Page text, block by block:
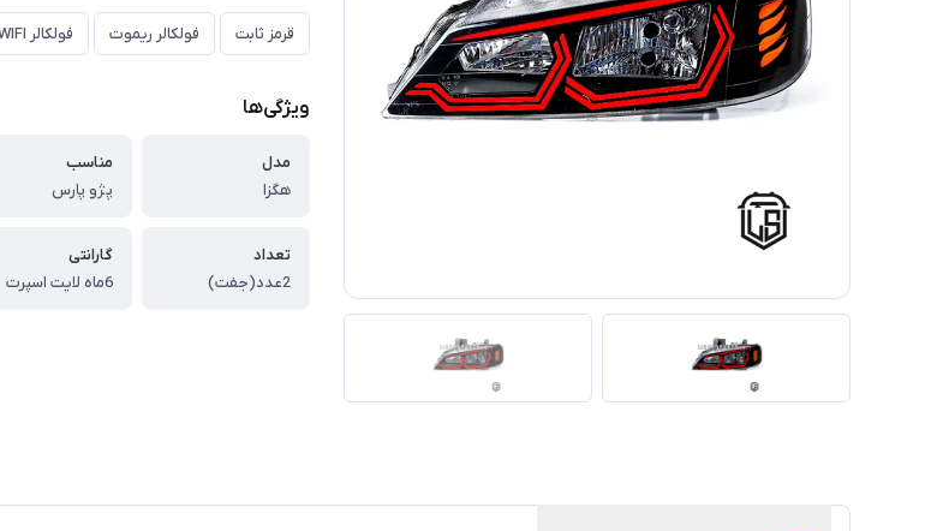
قرمز ثابت فولکالر ریموت فولکالر WIFI
ویژگی‌ها
مدل
هگزا
مناسب
پژو پارس
تعداد
2عدد(جفت)
گارانتی
6ماه لایت اسپرت